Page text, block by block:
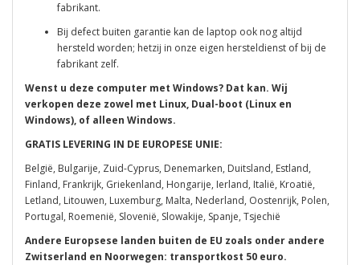
fabrikant.
Bij defect buiten garantie kan de laptop ook nog altijd
hersteld worden; hetzij in onze eigen hersteldienst of bij de
fabrikant zelf.
Wenst u deze computer met Windows? Dat kan. Wij
verkopen deze zowel met Linux, Dual-boot (Linux en
Windows), of alleen Windows.
GRATIS LEVERING IN DE EUROPESE UNIE:
België, Bulgarije, Zuid-Cyprus, Denemarken, Duitsland, Estland,
Finland, Frankrijk, Griekenland, Hongarije, Ierland, Italië, Kroatië,
Letland, Litouwen, Luxemburg, Malta, Nederland, Oostenrijk, Polen,
Portugal, Roemenië, Slovenië, Slowakije, Spanje, Tsjechië
Andere Europsese landen buiten de EU zoals onder andere
Zwitserland en Noorwegen: transportkost 50 euro.